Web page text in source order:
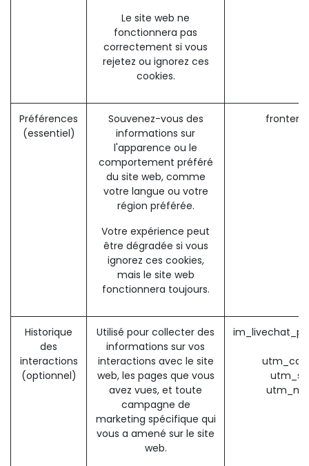
Le site web ne
fonctionnera pas
correctement si vous
rejetez ou ignorez ces
cookies.
Préférences
(essentiel)
Souvenez-vous des
informations sur
l'apparence ou le
comportement préféré
du site web, comme
votre langue ou votre
région préférée.
Votre expérience peut
être dégradée si vous
ignorez ces cookies,
mais le site web
fonctionnera toujours.
Historique
des
interactions
(optionnel)
Utilisé pour collecter des
informations sur vos
interactions avec le site
web, les pages que vous
avez vues, et toute
campagne de
marketing spécifique qui
vous a amené sur le site
web.